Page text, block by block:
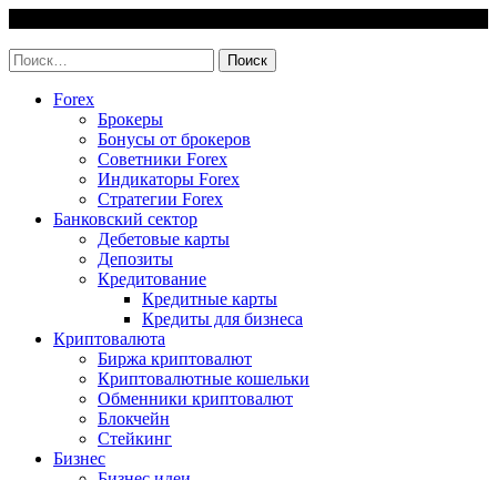
content
Найти:
Forex
Брокеры
Бонусы от брокеров
Советники Forex
Индикаторы Forex
Стратегии Forex
Банковский сектор
Дебетовые карты
Депозиты
Кредитование
Кредитные карты
Кредиты для бизнеса
Криптовалюта
Биржа криптовалют
Криптовалютные кошельки
Обменники криптовалют
Блокчейн
Стейкинг
Бизнес